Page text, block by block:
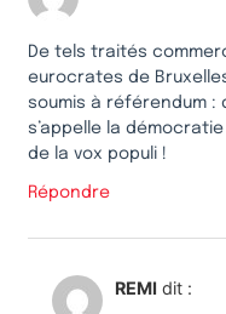
De tels traités
eurocrates de
soumis à référendum :
s’appelle la
de la vox populi !
Répondre
REMI dit :